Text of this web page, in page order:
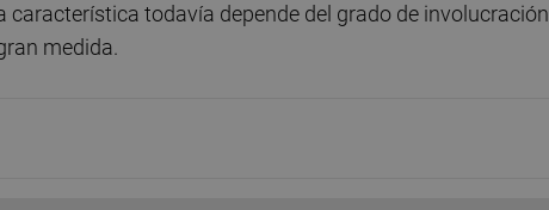
característica todavía depende del grado de involucración
medida.